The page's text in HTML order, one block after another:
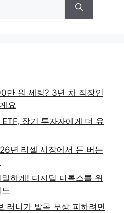
만 원 세팅? 3년 차 직장인
요
장기 투자자에게 더 유
년 리셀 시장에서 돈 버는
하게! 디지털 디톡스를 위
러너가 발목 부상 피하려면